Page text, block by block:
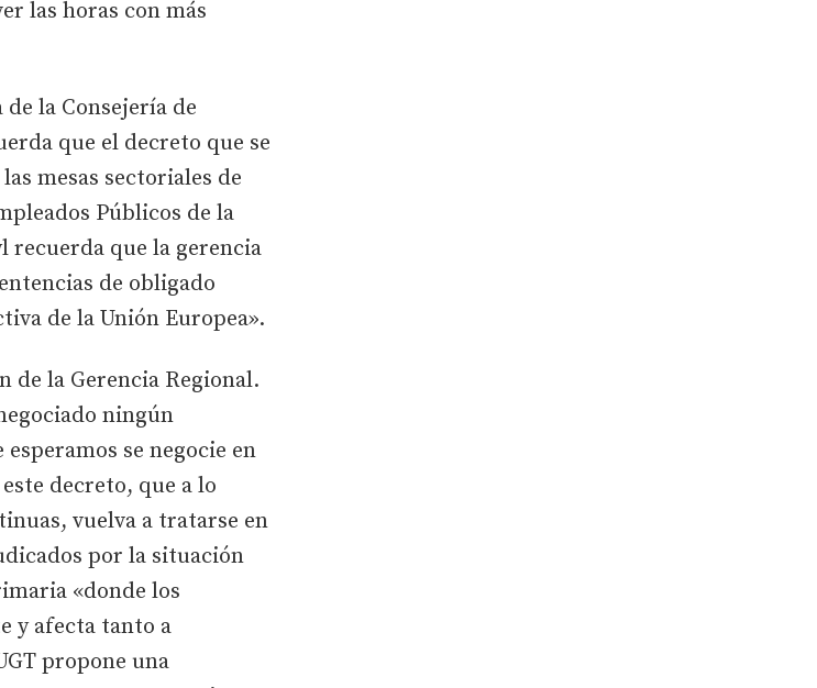
las horas con más
la Consejería de
que el decreto que se
mesas sectoriales de
Públicos de la
recuerda que la gerencia
de obligado
de la Unión Europea».
de la Gerencia Regional.
ningún
se negocie en
decreto, que a lo
vuelva a tratarse en
por la situación
«donde los
y afecta tanto a
propone una